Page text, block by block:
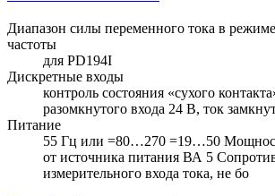
Диапазон силы переменного тока в
частоты
для PD194I
Дискретные входы
контроль состояния «сухого
разомкнутого входа 24 В, ток
Питание
55 Гц или =80…270 =19…50
от источника питания ВА 5
измерительного входа тока, не бо